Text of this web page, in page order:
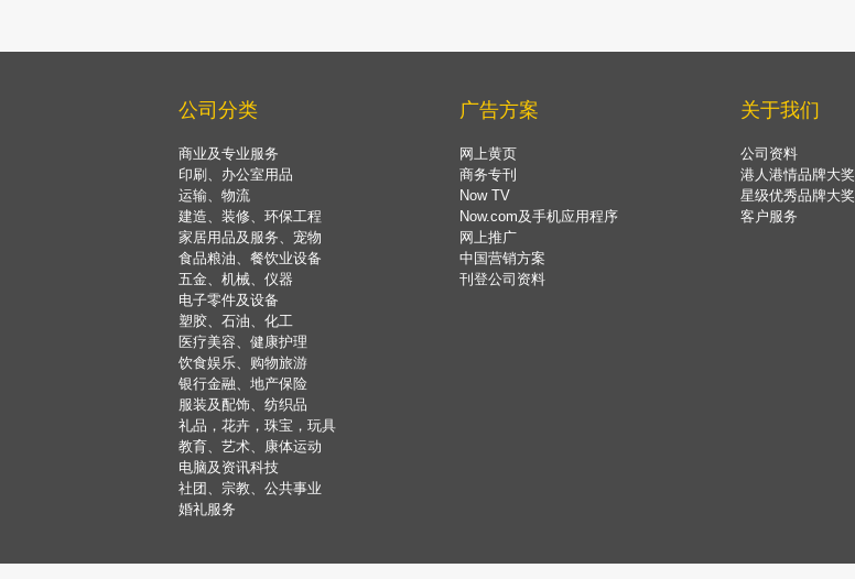
公司分类
商业及专业服务
印刷、办公室用品
运输、物流
建造、装修、环保工程
家居用品及服务、宠物
食品粮油、餐饮业设备
五金、机械、仪器
电子零件及设备
塑胶、石油、化工
医疗美容、健康护理
饮食娱乐、购物旅游
银行金融、地产保险
服装及配饰、纺织品
礼品，花卉，珠宝，玩具
教育、艺术、康体运动
电脑及资讯科技
社团、宗教、公共事业
婚礼服务
广告方案
网上黄页
商务专刊
Now TV
Now.com及手机应用程序
网上推广
中国营销方案
刊登公司资料
关于我们
公司资料
港人港情品牌大奖
星级优秀品牌大奖
客户服务